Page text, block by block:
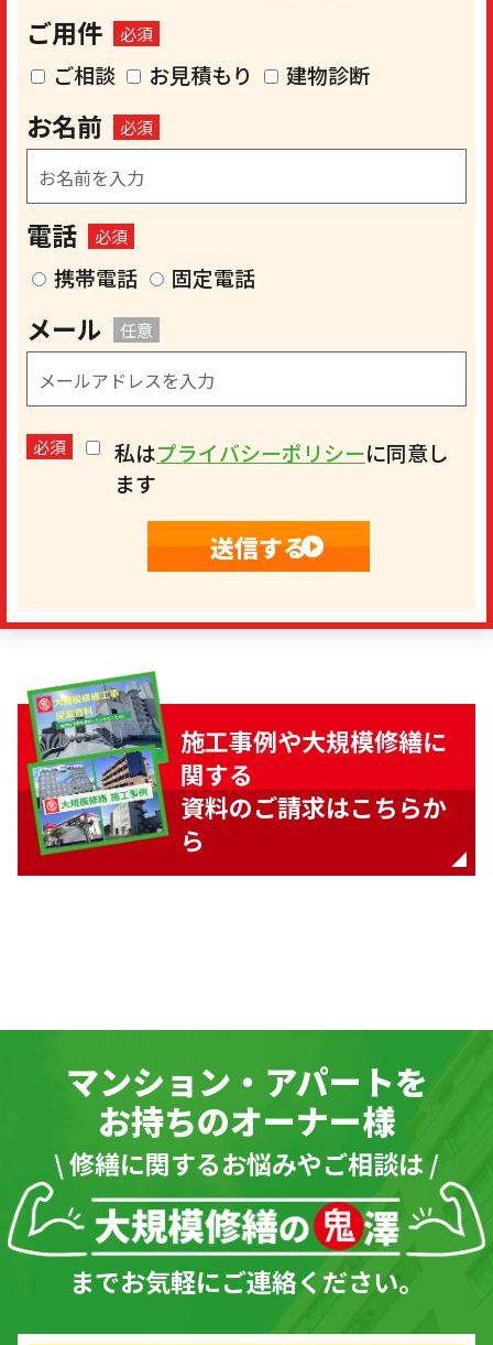
ご用件 必須
ご相談 お見積もり 建物診断
お名前 必須
電話 必須
携帯電話 固定電話
メール 任意
必須 私はプライバシーポリシーに同意し
ます
施工事例や大規模修繕に
関する
資料のご請求はこちらか
ら
マンション・アパートを
お持ちのオーナー様
\ 修繕に関するお悩みやご相談は /
までお気軽にご連絡ください。